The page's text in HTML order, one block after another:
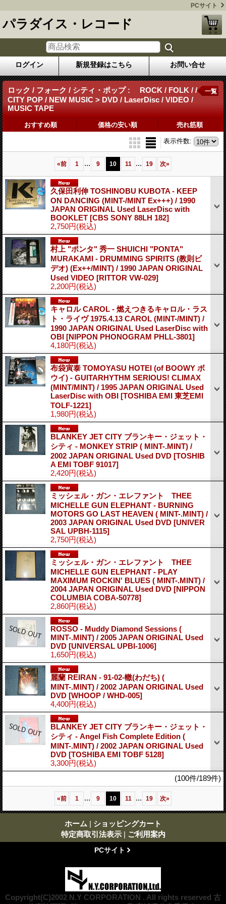
PCサイト
パラダイス・レコード
ログイン 新規登録はこちら お問い合せ
ロック / フォーク / シティ・ポップ : ROCK / FOLK / /
CITY POP / NEW MUSIC > DVD / LaserDisc / VIDEO /
MUSIC TAPE
一覧
おすすめ順 価格の安い順 売れ筋順
表示件数:
«前 1 ... 9 10 11 ... 19 次»
久保田利伸 TOSHINOBU KUBOTA - KEEP
ON DANCING (MINT-/MINT Ex+++) / 1990
JAPAN ORIGINAL Used LaserDisc with
BOOKLET [CBS SONY 88LH 182]
2,750円(税込)
村上 "ポンタ" 秀一 SHUICHI "PONTA"
MURAKAMI - DRUMMING SPIRITS (教則ビ
デオ) (Ex++/MINT) / 1990 JAPAN ORIGINAL
Used VIDEO [RITTOR VW-029]
2,200円(税込)
キャロル CAROL - 燃えつきるキャロル・ラス
ト・ライヴ 1975.4.13 CAROL (MINT-/MINT) /
1990 JAPAN ORIGINAL Used LaserDisc with
OBI [NIPPON PHONOGRAM PHLL-3801]
4,180円(税込)
布袋寅泰 TOMOYASU HOTEI (of BOOWY ボ
ウイ) - GUITARHYTHM SERIOUS! CLIMAX
(MINT/MINT) / 1995 JAPAN ORIGINAL Used
LaserDisc with OBI [TOSHIBA EMI 東芝EMI
TOLF-1221]
1,980円(税込)
BLANKEY JET CITY ブランキー・ジェット・
シティ - MONKEY STRIP ( MINT-.MINT) /
2002 JAPAN ORIGINAL Used DVD [TOSHIB
A EMI TOBF 91017]
2,420円(税込)
ミッシェル・ガン・エレファント THEE
MICHELLE GUN ELEPHANT - BURNING
MOTORS GO LAST HEAVEN ( MINT-.MINT) /
2003 JAPAN ORIGINAL Used DVD [UNIVER
SAL UPBH-1115]
2,750円(税込)
ミッシェル・ガン・エレファント THEE
MICHELLE GUN ELEPHANT - PLAY
MAXIMUM ROCKIN' BLUES ( MINT-.MINT) /
2004 JAPAN ORIGINAL Used DVD [NIPPON
COLUMBIA COBA-50778]
2,860円(税込)
ROSSO - Muddy Diamond Sessions (
MINT-.MINT) / 2005 JAPAN ORIGINAL Used
DVD [UNIVERSAL UPBI-1006]
1,650円(税込)
麗蘭 REIRAN - 91-02-轍(わだち) (
MINT-.MINT) / 2002 JAPAN ORIGINAL Used
DVD [WHOOP / WHD-005]
4,400円(税込)
BLANKEY JET CITY ブランキー・ジェット・
シティ - Angel Fish Complete Edition (
MINT-.MINT) / 2002 JAPAN ORIGINAL Used
DVD [TOSHIBA EMI TOBF 5128]
3,300円(税込)
(100件/189件)
«前 1 ... 9 10 11 ... 19 次»
ホーム | ショッピングカート
特定商取引法表示 | ご利用案内
PCサイト
Copyright(C)2002 N.Y CORPORATION . All rights reserved 古